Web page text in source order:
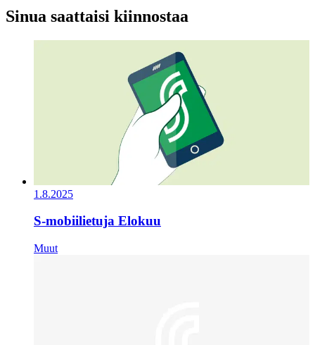
Sinua saattaisi kiinnostaa
1.8.2025
S-mobiilietuja Elokuu
Muut